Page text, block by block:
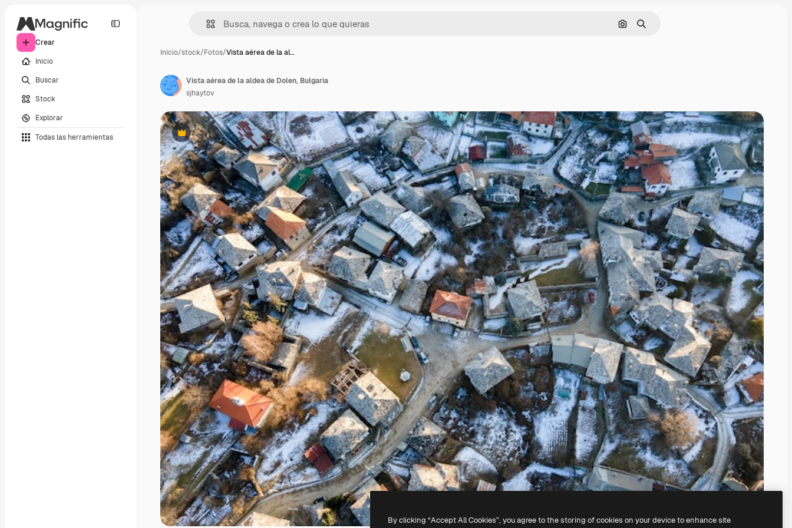
Crear
Inicio
Buscar
Stock
Explorar
Todas las herramientas
Buscar por imagen
Buscar
Inicio/stock/Fotos/Vista aérea de la al…
Premium
Vista aérea de la aldea de Dolen, Bulgaria
sjhaytov
By clicking “Accept All Cookies”, you agree to the storing of cookies on your device to enhance site